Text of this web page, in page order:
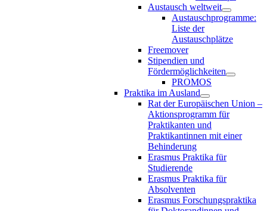
Austausch weltweit
Austauschprogramme:
Liste der
Austauschplätze
Freemover
Stipendien und
Fördermöglichkeiten
PROMOS
Praktika im Ausland
Rat der Europäischen Union –
Aktionsprogramm für
Praktikanten und
Praktikantinnen mit einer
Behinderung
Erasmus Praktika für
Studierende
Erasmus Praktika für
Absolventen
Erasmus Forschungspraktika